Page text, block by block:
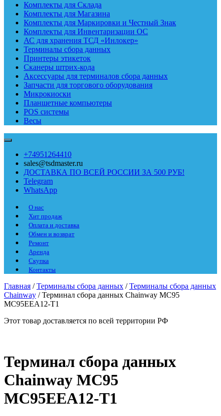
Комплекты для Склада
Комплекты для Магазина
Комплекты для Маркировки и Честный Знак
Комплекты для Инвентаризации ОС
АС для хранения ТСД «Инлокер»
Терминалы сбора данных
Принтеры этикеток
Сканеры штрих-кода
Аксессуары для терминалов сбора данных
Запчасти для торгового оборудования
Микрокиоски
Планшетные компьютеры
POS системы
Весы
+74951264410
sales@tsdmaster.ru
ДОСТАВКА ПО ВСЕЙ РОССИИ ЗА 500 РУБ!
Telegram
WhatsApp
О нас
Хит продаж
Оплата и доставка
Обмен и возврат
Ремонт
Аренда
Скупка
Контакты
Главная /Терминалы сбора данных /Терминалы сбора данных
Chainway / Терминал сбора данных Chainway MC95
MC95EEA12-T1
Этот товар доставляется по всей территории РФ
Терминал сбора данных
Chainway MC95
MC95EEA12-T1